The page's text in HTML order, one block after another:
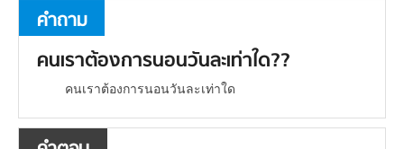
คำถาม
คนเราต้องการนอนวันละเท่าใด??
คนเราต้องการนอนวันละเท่าใด